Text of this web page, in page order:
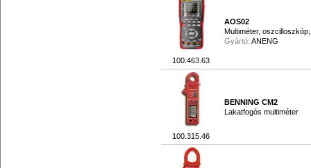
100.463.63
AOS02
Multiméter,
Gyártó: ANENG
100.315.46
BENNING CM2
Lakatfogós multiméter